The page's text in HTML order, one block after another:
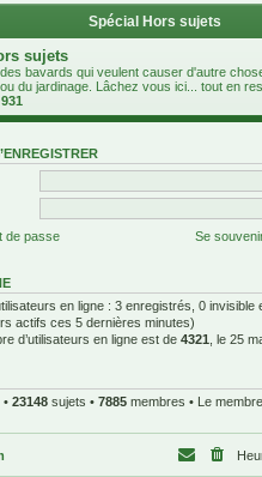
Spécial Hors sujets
sujets
bavards qui veulent causer d'autre
du jardinage. Lâchez vous ici... tout en
931
de passe
Se
en ligne : 3 enregistrés, 0 invisible
actifs ces 5 dernières minutes)
d’utilisateurs en ligne est de 4321 , le 25
23148 sujets • 7885 membres • Le